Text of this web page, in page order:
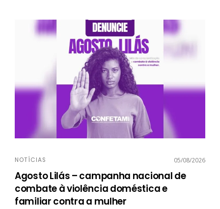
NOTÍCIAS 05/08/2026
Agosto Lilás – campanha nacional de
combate à violência doméstica e
familiar contra a mulher